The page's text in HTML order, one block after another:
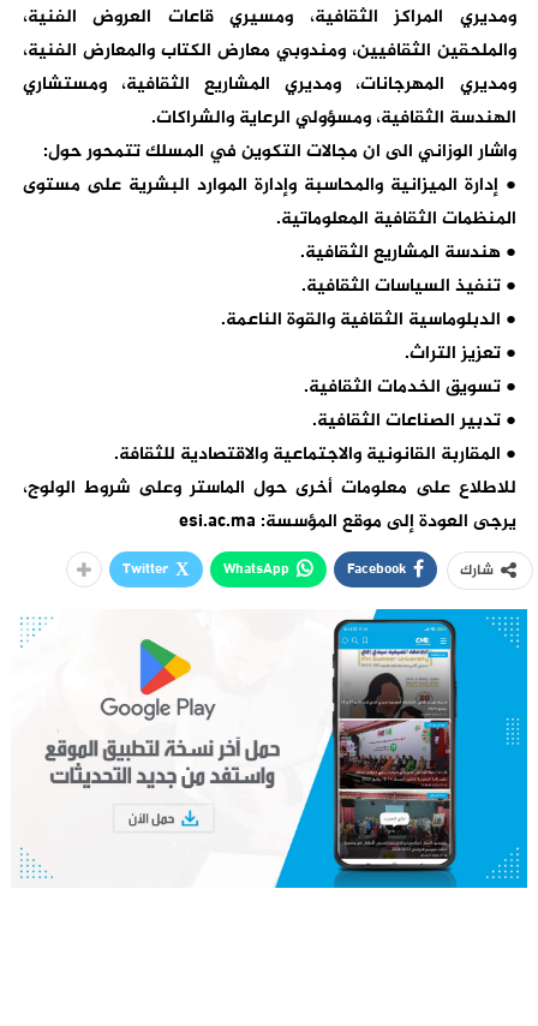
ومديري المراكز الثقافية، ومسيري قاعات العروض الفنية،
والملحقين الثقافيين، ومندوبي معارض الكتاب والمعارض الفنية،
ومديري المهرجانات، ومديري المشاريع الثقافية، ومستشاري
الهندسة الثقافية، ومسؤولي الرعاية والشراكات.
واشار الوزاني الى ان مجالات التكوين في المسلك تتمحور حول:
● إدارة الميزانية والمحاسبة وإدارة الموارد البشرية على مستوى
المنظمات الثقافية المعلوماتية.
● هندسة المشاريع الثقافية.
● تنفيذ السياسات الثقافية.
● الدبلوماسية الثقافية والقوة الناعمة.
● تعزيز التراث.
● تسويق الخدمات الثقافية.
● تدبير الصناعات الثقافية.
● المقاربة القانونية والاجتماعية والاقتصادية للثقافة.
للاطلاع على معلومات أخرى حول الماستر وعلى شروط الولوج،
يرجى العودة إلى موقع المؤسسة: esi.ac.ma
شارك Facebook
WhatsApp
Twitter